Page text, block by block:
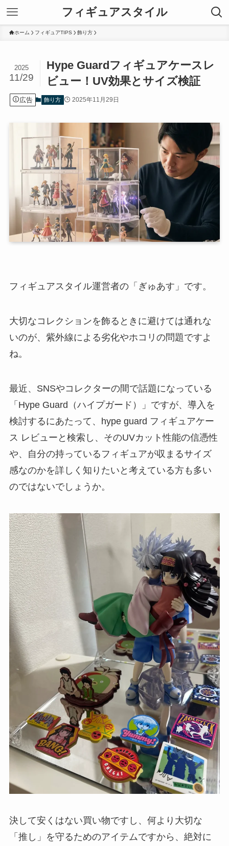
フィギュアスタイル
ホーム フィギュアTIPS 飾り方
Hype Guardフィギュアケースレ
ビュー！UV効果とサイズ検証
2025
11/29
広告 飾り方 2025年11月29日
フィギュアスタイル運営者の「ぎゅあす」です。
大切なコレクションを飾るときに避けては通れな
いのが、紫外線による劣化やホコリの問題ですよ
ね。
最近、SNSやコレクターの間で話題になっている
「Hype Guard（ハイプガード）」ですが、導入を
検討するにあたって、hype guard フィギュアケー
ス レビューと検索し、そのUVカット性能の信憑性
や、自分の持っているフィギュアが収まるサイズ
感なのかを詳しく知りたいと考えている方も多い
のではないでしょうか。
決して安くはない買い物ですし、何より大切な
「推し」を守るためのアイテムですから、絶対に